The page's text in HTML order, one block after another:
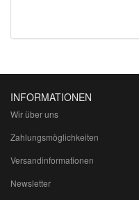
INFORMATIONEN
Wir über uns
Zahlungsmöglichkeiten
Versandinformationen
Newsletter